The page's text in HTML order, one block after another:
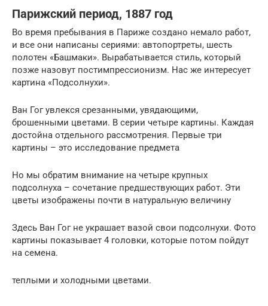
Парижский период, 1887 год
Во время пребывания в Париже создано немало работ,
и все они написаны сериями: автопортреты, шесть
полотен «Башмаки». Вырабатывается стиль, который
позже назовут постимпрессионизм. Нас же интересует
картина «Подсолнухи».
Ван Гог увлекся срезанными, увядающими,
брошенными цветами. В серии четыре картины. Каждая
достойна отдельного рассмотрения. Первые три
картины – это исследование предмета
Но мы обратим внимание на четыре крупных
подсолнуха – сочетание предшествующих работ. Эти
цветы изображены почти в натуральную величину
Здесь Ван Гог не украшает вазой свои подсолнухи. Фото
картины показывает 4 головки, которые потом пойдут
на семена.
теплыми и холодными цветами.